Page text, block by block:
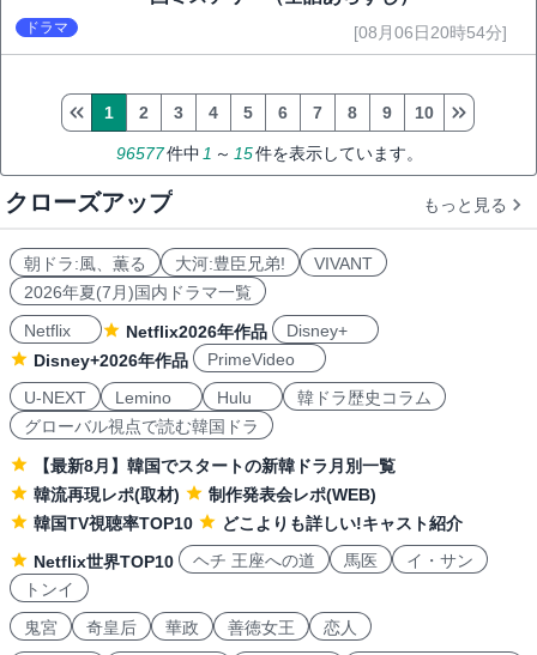
ドラマ [08月06日20時54分]
96577件中 1 ～ 15件を表示しています。
1 2 3 4 5 6 7 8 9 10
クローズアップ もっと見る
朝ドラ:風、薫る 大河:豊臣兄弟!
VIVANT
2026年夏(7月)国内ドラマ一覧
Netflix
Netflix2026年作品
Disney+
Disney+2026年作品
PrimeVideo
U-NEXT
Lemino Hulu
韓ドラ歴史コラム
グローバル視点で読む韓国ドラ
【最新8月】韓国でスタートの新韓ドラ月別一覧
韓流再現レポ(取材)
制作発表会レポ(WEB)
韓国TV視聴率TOP10
どこよりも詳しい!キャスト紹介
Netflix世界TOP10
ヘチ 王座への道 馬医
イ・サン
トンイ
鬼宮
奇皇后 華政 善徳女王 恋人